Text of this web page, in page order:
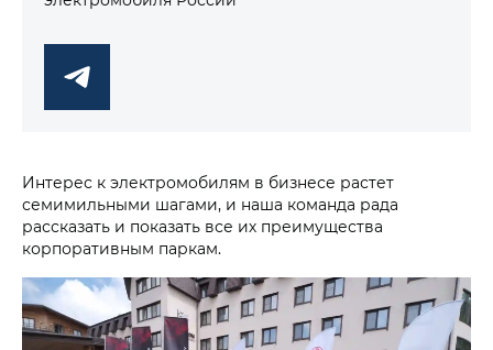
Интерес к электромобилям в бизнесе растет
семимильными шагами, и наша команда рада
рассказать и показать все их преимущества
корпоративным паркам.